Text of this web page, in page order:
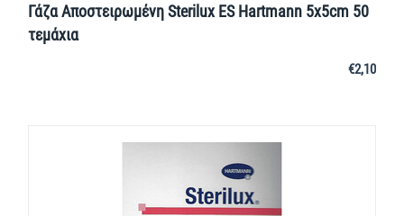
Γάζα Αποστειρωμένη Sterilux ES Hartmann 5x5cm 50
τεμάχια
€2,10